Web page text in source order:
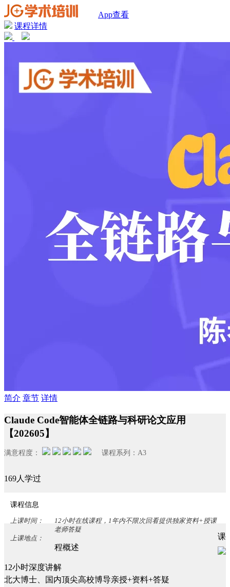
App查看
课程详情
简介 章节 详情
Claude Code智能体全链路与科研论文应用
【202605】
满意程度： 课程系列： A3
169人学过
课程信息
上课时间：
12小时在线课程，1年内不限次回看提供独家资料+授课
老师答疑
上课地点：
课
程概述
12小时深度讲解
北大博士、国内顶尖高校博导亲授+资料+答疑